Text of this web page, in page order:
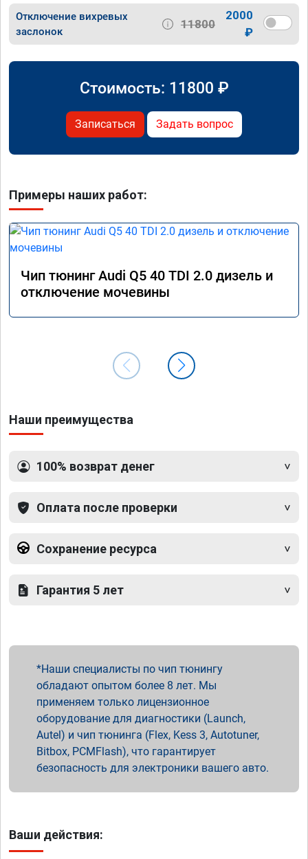
Отключение вихревых
заслонок
11800
2000
₽
Стоимость: 11800 ₽
Записаться Задать вопрос
Примеры наших работ:
Чип тюнинг Audi Q5 40 TDI 2.0 дизель и
отключение мочевины
Наши преимущества
100% возврат денег
Оплата после проверки
Сохранение ресурса
Гарантия 5 лет
Наши специалисты по чип тюнингу
обладают опытом более 8 лет. Мы
применяем только лицензионное
оборудование для диагностики (Launch,
Autel) и чип тюнинга (Flex, Kess 3, Autotuner,
Bitbox, PCMFlash), что гарантирует
безопасность для электроники вашего авто.
Ваши действия: